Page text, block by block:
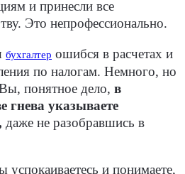
и принесли все
Это непрофессионально.
бухгалтер ошибся в расчетах и
по налогам. Немного, но
понятное дело, в
гнева указываете
даже не разобравшись в
и понимаете,